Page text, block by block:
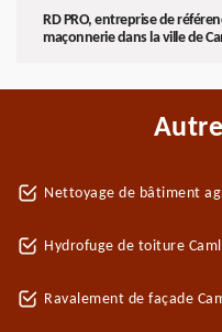
RD PRO, entreprise de
maçonnerie dans la ville de
Nettoyage de bâtiment
Hydrofuge de toiture
Ravalement de façade